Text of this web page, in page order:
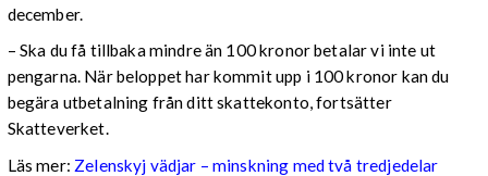
december.
– Ska du få tillbaka mindre än 100 kronor betalar vi inte ut
pengarna. När beloppet har kommit upp i 100 kronor kan du
begära utbetalning från ditt skattekonto, fortsätter
Skatteverket.
Läs mer: Zelenskyj vädjar – minskning med två tredjedelar